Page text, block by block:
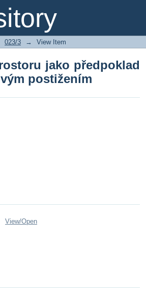
jako
023/3 → View Item
jako předpoklad
postižením
View/Open